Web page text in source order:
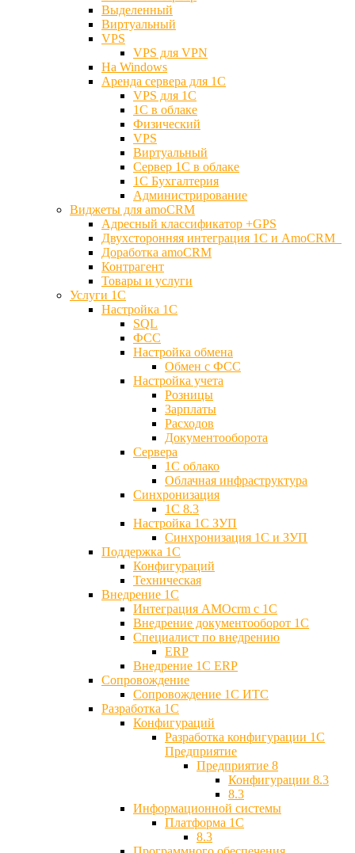
Выделенный
Виртуальный
VPS
VPS для VPN
На Windows
Аренда сервера для 1С
VPS для 1С
1С в облаке
Физический
VPS
Виртуальный
Сервер 1С в облаке
1С Бухгалтерия
Администрирование
Виджеты для amoCRM
Адресный классификатор +GPS
Двухсторонняя интеграция 1С и AmoCRM
Доработка amoCRM
Контрагент
Товары и услуги
Услуги 1С
Настройка 1С
SQL
ФСС
Настройка обмена
Обмен с ФСС
Настройка учета
Розницы
Зарплаты
Расходов
Документооборота
Сервера
1С облако
Облачная инфраструктура
Синхронизация
1С 8.3
Настройка 1С ЗУП
Синхронизация 1С и ЗУП
Поддержка 1С
Конфигураций
Техническая
Внедрение 1С
Интеграция AMOcrm с 1C
Внедрение документооборот 1С
Специалист по внедрению
ERP
Внедрение 1С ERP
Cопровождение
Cопровождение 1С ИТС
Разработка 1C
Конфигураций
Разработка конфигурации 1С
Предприятие
Предприятие 8
Конфигурации 8.3
8.3
Информационной системы
Платформа 1С
8.3